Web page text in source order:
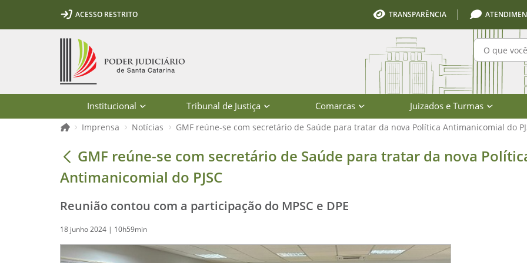
Ir para o conteúdo
Ir para a ferramenta de acessibilidade - Rybená
Ir para o menu principal
Ir para a pesquisa
Ir para o rodapé
Ir para a página inicialACESSO RESTRITO TRANSPARÊNCIA
Institucional Tribunal de Justiça Comarcas Juizados e Turmas
Página inicial
Imprensa Notícias GMF reúne-se com secretário de Saúde para tratar da nova Política Antimanicomial do
GMF reúne-se com secretário de Saúde para tratar da nova Política
GMF reúne-se com secretário de Saúde para tratar da nova
Antimanicomial do PJSC
Reunião contou com a participação do MPSC e DPE
18 junho 2024 | 10h59min